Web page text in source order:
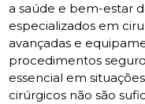
a saúde e bem-estar
especializados em
avançadas e
procedimentos
essencial em
cirúrgicos não são